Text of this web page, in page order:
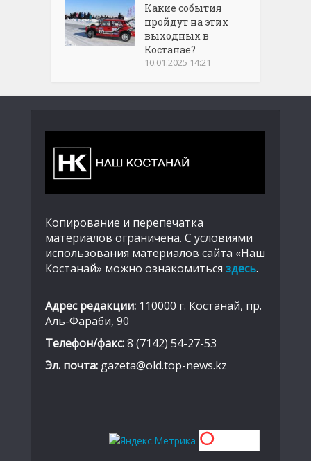
Какие события
пройдут на этих
выходных в
Костанае?
10.01.2025 14:21
Копирование и перепечатка
материалов ограничена. С условиями
использования материалов сайта «Наш
Костанай» можно ознакомиться здесь.
Адрес редакции: 110000 г. Костанай, пр.
Аль-Фараби, 90
Телефон/факс:8 (7142) 54-27-53
Эл. почта: gazeta@old.top-news.kz